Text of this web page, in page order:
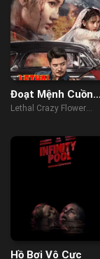
Đoạt Mệnh Cuồng
Hoa
Lethal Crazy Flower
Hồ Bơi Vô Cực